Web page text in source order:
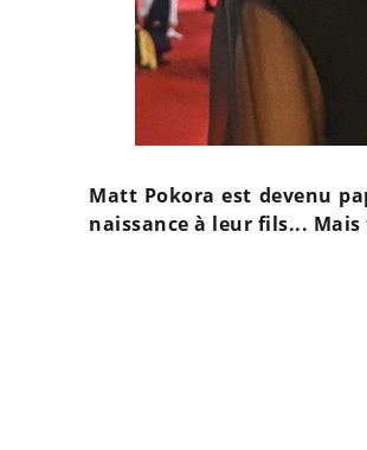
Matt Pokora est devenu
naissance à leur fils...